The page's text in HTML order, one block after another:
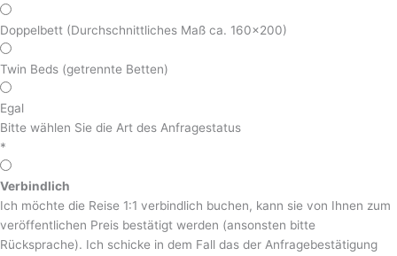
Doppelbett (Durchschnittliches Maß ca. 160x200)
Twin Beds (getrennte Betten)
Egal
Bitte wählen Sie die Art des Anfragestatus
*
Verbindlich
Ich möchte die Reise 1:1 verbindlich buchen, kann sie von Ihnen zum
veröffentlichen Preis bestätigt werden (ansonsten bitte
Rücksprache). Ich schicke in dem Fall das der Anfragebestätigung